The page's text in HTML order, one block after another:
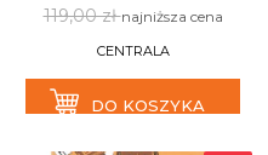
119,00 złnajniższa cena
CENTRALA
DO KOSZYKA